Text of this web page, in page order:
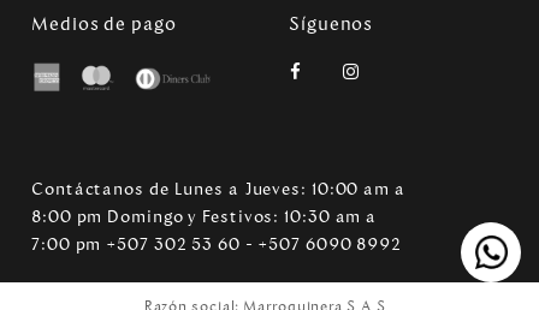
Medios de pago Síguenos
Contáctanos de Lunes a Jueves: 10:00 am a
8:00 pm Domingo y Festivos: 10:30 am a
7:00 pm +507 302 53 60 - +507 6090 8992